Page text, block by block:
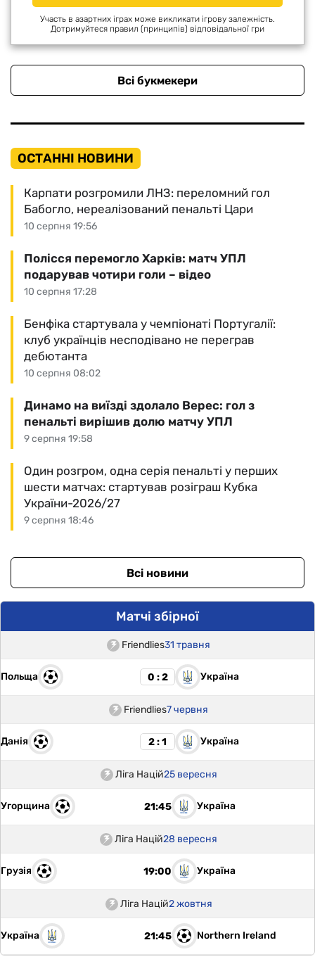
Участь в азартних іграх може викликати ігрову залежність.
Дотримуйтеся правил (принципів) відповідальної гри
Всі букмекери
ОСТАННІ НОВИНИ
10 серпня 19:56
Карпати розгромили ЛНЗ: переломний гол
Бабогло, нереалізований пенальті Цари
10 серпня 17:28
Полісся перемогло Харків: матч УПЛ
подарував чотири голи – відео
10 серпня 08:02
Бенфіка стартувала у чемпіонаті Португалії:
клуб українців несподівано не переграв
дебютанта
9 серпня 19:58
Динамо на виїзді здолало Верес: гол з
пенальті вирішив долю матчу УПЛ
9 серпня 18:46
Один розгром, одна серія пенальті у перших
шести матчах: стартував розіграш Кубка
України-2026/27
Всі новини
Матчі збірної
Friendlies31 травня
Польща 0 : 2 Україна
Friendlies7 червня
Данія 2 : 1 Україна
Ліга Націй25 вересня
Угорщина 21:45 Україна
Ліга Націй28 вересня
Грузія 19:00 Україна
Ліга Націй2 жовтня
Україна 21:45 Northern Ireland